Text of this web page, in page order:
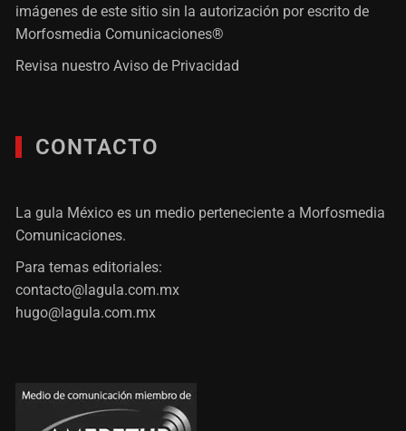
imágenes de este sitio sin la autorización por escrito de
Morfosmedia Comunicaciones®
Revisa nuestroAviso de Privacidad
CONTACTO
La gula México es un medio perteneciente a Morfosmedia
Comunicaciones.
Para temas editoriales:
contacto@lagula.com.mx
hugo@lagula.com.mx